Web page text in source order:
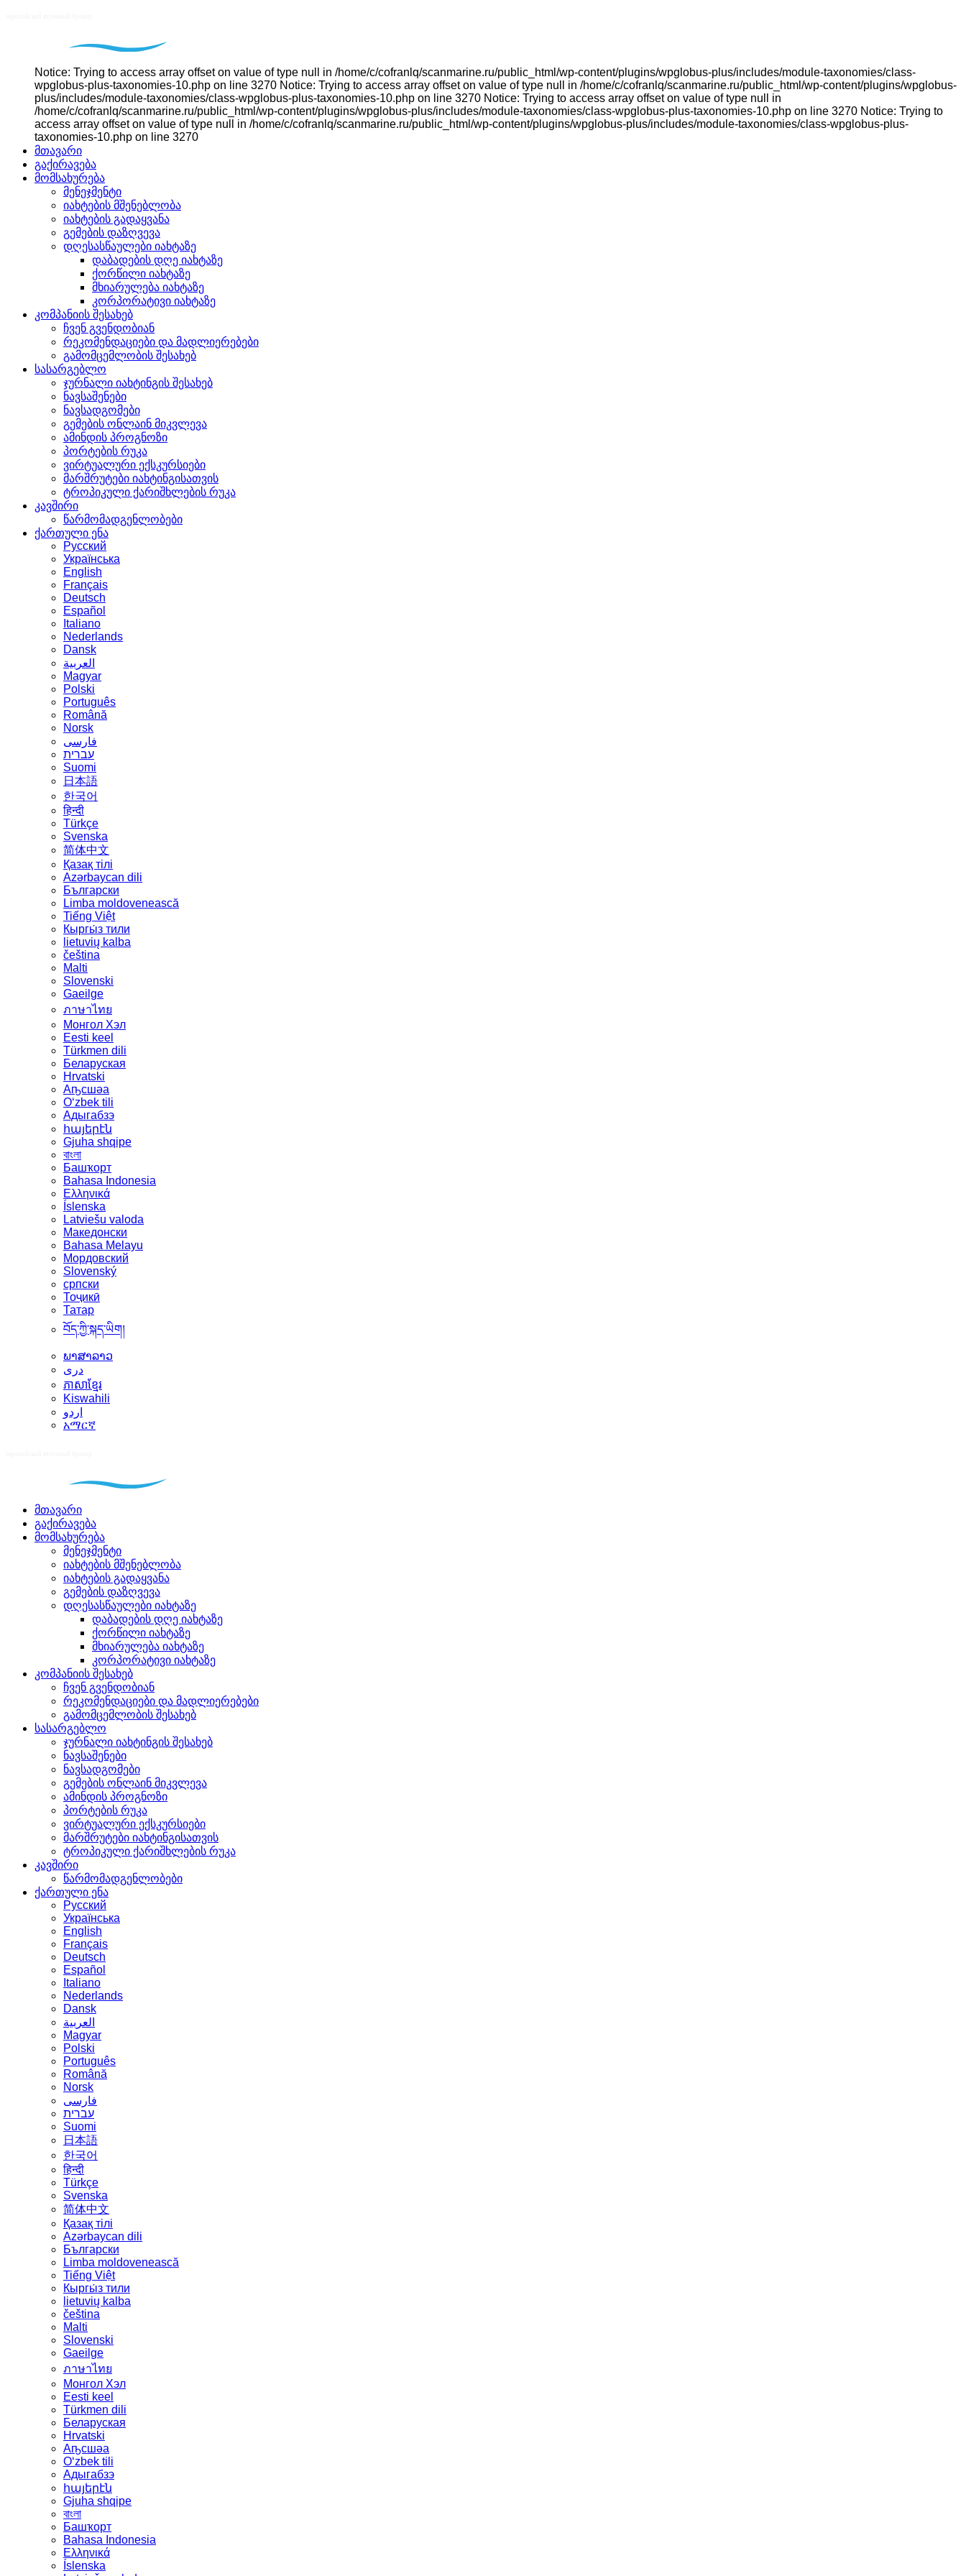
Notice: Trying to access array offset on value of type null in /home/c/cofranlq/scanmarine.ru/public_html/wp-content/plugins/wpglobus-plus/includes/module-taxonomies/class-
wpglobus-plus-taxonomies-10.php on line 3270 Notice: Trying to access array offset on value of type null in /home/c/cofranlq/scanmarine.ru/public_html/wp-content/plugins/wpglobus-
plus/includes/module-taxonomies/class-wpglobus-plus-taxonomies-10.php on line 3270 Notice: Trying to access array offset on value of type null in
/home/c/cofranlq/scanmarine.ru/public_html/wp-content/plugins/wpglobus-plus/includes/module-taxonomies/class-wpglobus-plus-taxonomies-10.php on line 3270 Notice: Trying to
access array offset on value of type null in /home/c/cofranlq/scanmarine.ru/public_html/wp-content/plugins/wpglobus-plus/includes/module-taxonomies/class-wpglobus-plus-
taxonomies-10.php on line 3270
მთავარი
გაქირავება
მომსახურება
მენეჯმენტი
იახტების მშენებლობა
იახტების გადაყვანა
გემების დაზღვევა
დღესასწაულები იახტაზე
დაბადების დღე იახტაზე
ქორწილი იახტაზე
მხიარულება იახტაზე
კორპორატივი იახტაზე
კომპანიის შესახებ
ჩვენ გვენდობიან
რეკომენდაციები და მადლიერებები
გამომცემლობის შესახებ
სასარგებლო
ჯურნალი იახტინგის შესახებ
ნავსაშენები
ნავსადგომები
გემების ონლაინ მიკვლევა
ამინდის პროგნოზი
პორტების რუკა
ვირტუალური ექსკურსიები
მარშრუტები იახტინგისათვის
ტროპიკული ქარიშხლების რუკა
კავშირი
წარმომადგენლობები
ქართული ენა
Русский
Українська
English
Français
Deutsch
Español
Italiano
Nederlands
Dansk
العربية
Magyar
Polski
Português
Română
Norsk
فارسی
עברית
Suomi
日本語
한국어
हिन्दी
Türkçe
Svenska
简体中文
Қазақ тілі
Azərbaycan dili
Български
Limba moldovenească
Tiếng Việt
Кыргы́з тили
lietuvių kalba
čeština
Malti
Slovenski
Gaeilge
ภาษาไทย
Монгол Хэл
Eesti keel
Türkmen dili
Беларуская
Hrvatski
Аҧсшәа
Oʻzbek tili
Адыгабзэ
հայերէն
Gjuha shqipe
বাংলা
Башҡорт
Bahasa Indonesia
Ελληνικά
Íslenska
Latviešu valoda
Македонски
Bahasa Melayu
Мордовский
Slovenský
српски
Тоҷикӣ
Татар
བོད་ཀྱི་སྐད་ཡིག།
ພາສາລາວ
دری
ភាសាខ្មែរ
Kiswahili
اردو
አማርኛ
მთავარი
გაქირავება
მომსახურება
მენეჯმენტი
იახტების მშენებლობა
იახტების გადაყვანა
გემების დაზღვევა
დღესასწაულები იახტაზე
დაბადების დღე იახტაზე
ქორწილი იახტაზე
მხიარულება იახტაზე
კორპორატივი იახტაზე
კომპანიის შესახებ
ჩვენ გვენდობიან
რეკომენდაციები და მადლიერებები
გამომცემლობის შესახებ
სასარგებლო
ჯურნალი იახტინგის შესახებ
ნავსაშენები
ნავსადგომები
გემების ონლაინ მიკვლევა
ამინდის პროგნოზი
პორტების რუკა
ვირტუალური ექსკურსიები
მარშრუტები იახტინგისათვის
ტროპიკული ქარიშხლების რუკა
კავშირი
წარმომადგენლობები
ქართული ენა
Русский
Українська
English
Français
Deutsch
Español
Italiano
Nederlands
Dansk
العربية
Magyar
Polski
Português
Română
Norsk
فارسی
עברית
Suomi
日本語
한국어
हिन्दी
Türkçe
Svenska
简体中文
Қазақ тілі
Azərbaycan dili
Български
Limba moldovenească
Tiếng Việt
Кыргы́з тили
lietuvių kalba
čeština
Malti
Slovenski
Gaeilge
ภาษาไทย
Монгол Хэл
Eesti keel
Türkmen dili
Беларуская
Hrvatski
Аҧсшәа
Oʻzbek tili
Адыгабзэ
հայերէն
Gjuha shqipe
বাংলা
Башҡорт
Bahasa Indonesia
Ελληνικά
Íslenska